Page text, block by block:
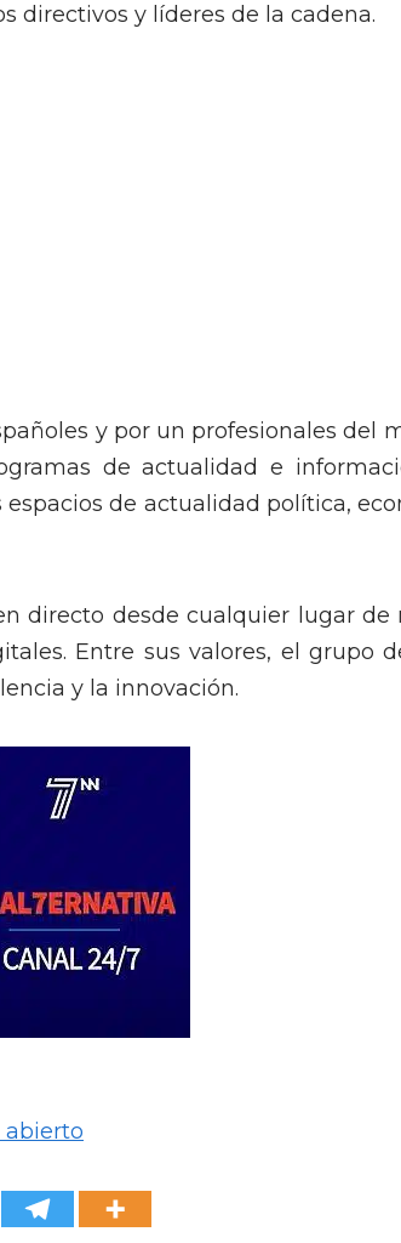
directivos y líderes de la cadena.
y por un profesionales del
de actualidad e
de actualidad política,
directo desde cualquier lugar de
Entre sus valores, el grupo
y la innovación.
abierto